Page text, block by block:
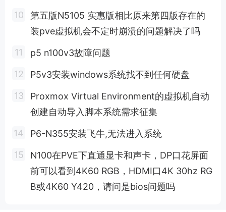
第五版N5105 实惠版相比原来第四版存在的
装pve虚拟机会不定时崩溃的问题解决了吗
p5 n100v3故障问题
P5v3安装windows系统找不到任何硬盘
Proxmox Virtual Environment的虚拟机自动
创建自动导入脚本系统需求征集
P6-N355安装飞牛,无法进入系统
N100在PVE下直通显卡和声卡，DP口花屏面
前可以看到4K60 RGB，HDMI口4K 30hz RG
B或4K60 Y420，请问是bios问题吗